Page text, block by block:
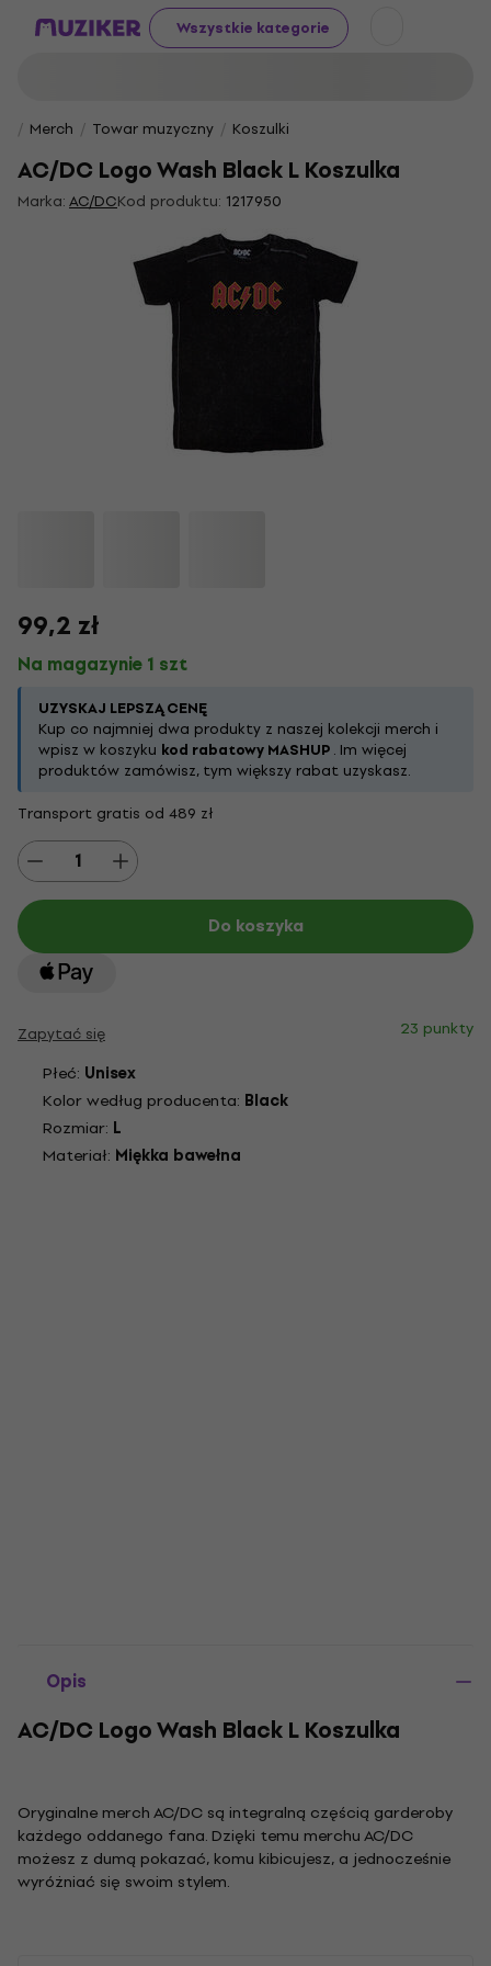
Wszystkie kategorie
Merch Towar muzyczny Koszulki
AC/DC Logo Wash Black L Koszulka
Marka:AC/DCKod produktu: 1217950
99,2 zł
Na magazynie 1 szt
UZYSKAJ LEPSZĄ CENĘ
Kup co najmniej dwa produkty z naszej kolekcji merch i
wpisz w koszyku kod rabatowy MASHUP. Im więcej
produktów zamówisz, tym większy rabat uzyskasz.
Transport gratis od 489 zł
Do koszyka
Zapytać się
23 punkty
Płeć: Unisex
Kolor według producenta: Black
Rozmiar: L
Materiał: Miękka bawełna
Opis
AC/DC Logo Wash Black L Koszulka
Oryginalne merch AC/DC są integralną częścią garderoby
każdego oddanego fana. Dzięki temu merchu AC/DC
możesz z dumą pokazać, komu kibicujesz, a jednocześnie
wyróżniać się swoim stylem.